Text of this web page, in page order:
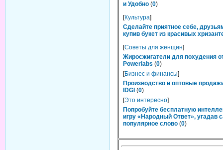
и Удобно (0)
[Культура]
Сделайте приятное себе,
купив букет из красивых
[Советы для женщин]
Жиросжигатели для похудения
Powerlabs (0)
[Бизнес и финансы]
Производство и оптовые
IDGI (0)
[Это интересно]
Попробуйте бесплатную
игру «Народный Ответ», угадав
популярное слово (0)